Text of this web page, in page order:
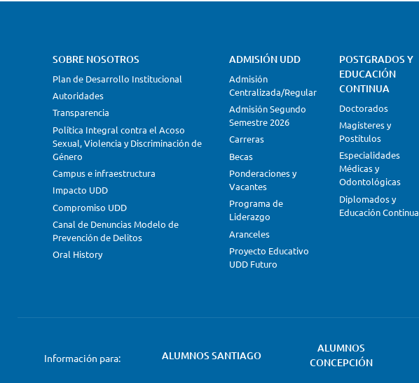
SOBRE NOSOTROS
Plan de Desarrollo Institucional
Autoridades
Transparencia
Política Integral contra el Acoso
Sexual, Violencia y Discriminación de
Género
Campus e infraestructura
Impacto UDD
Compromiso UDD
Canal de Denuncias Modelo de
Prevención de Delitos
Oral History
ADMISIÓN UDD
Admisión
Centralizada/Regular
Admisión Segundo
Semestre 2026
Carreras
Becas
Ponderaciones y
Vacantes
Programa de
Liderazgo
Aranceles
Proyecto Educativo
UDD Futuro
POSTGRADOS Y
EDUCACIÓN
CONTINUA
Doctorados
Magísteres y
Postítulos
Especialidades
Médicas y
Odontológicas
Diplomados y
Educación Continua
Información para: ALUMNOS SANTIAGO
ALUMNOS
CONCEPCIÓN